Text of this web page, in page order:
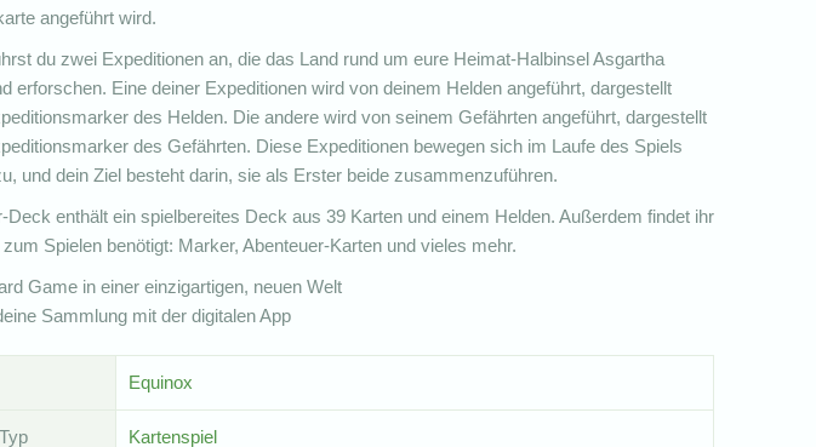
angeführt wird.
du zwei Expeditionen an, die das Land rund um eure Heimat-Halbinsel Asgartha
erforschen. Eine deiner Expeditionen wird von deinem Helden angeführt, dargestellt
des Helden. Die andere wird von seinem Gefährten angeführt, dargestellt
des Gefährten. Diese Expeditionen bewegen sich im Laufe des Spiels
und dein Ziel besteht darin, sie als Erster beide zusammenzuführen.
Deck enthält ein spielbereites Deck aus 39 Karten und einem Helden. Außerdem findet ihr
Spielen benötigt: Marker, Abenteuer-Karten und vieles mehr.
Game in einer einzigartigen, neuen Welt
Sammlung mit der digitalen App
Equinox
Kartenspiel